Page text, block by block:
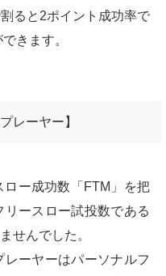
ると2ポイント成功率で
きます。
レーヤー】
ー成功数「FTM」を把
ースロー試投数である
せんでした。
ーヤーはパーソナルフ